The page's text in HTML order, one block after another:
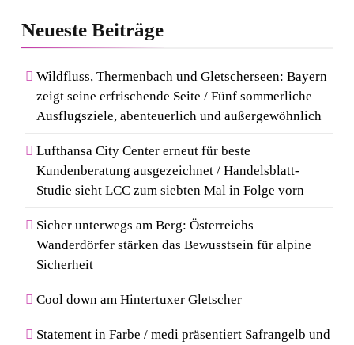
Neueste Beiträge
Wildfluss, Thermenbach und Gletscherseen: Bayern
zeigt seine erfrischende Seite / Fünf sommerliche
Ausflugsziele, abenteuerlich und außergewöhnlich
Lufthansa City Center erneut für beste
Kundenberatung ausgezeichnet / Handelsblatt-
Studie sieht LCC zum siebten Mal in Folge vorn
Sicher unterwegs am Berg: Österreichs
Wanderdörfer stärken das Bewusstsein für alpine
Sicherheit
Cool down am Hintertuxer Gletscher
Statement in Farbe / medi präsentiert Safrangelb und